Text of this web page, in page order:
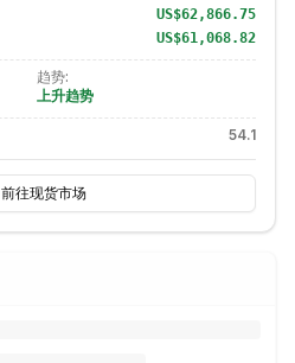
US$62,866.75
US$61,068.82
趋势:
上升趋势
54.1
前往现货市场